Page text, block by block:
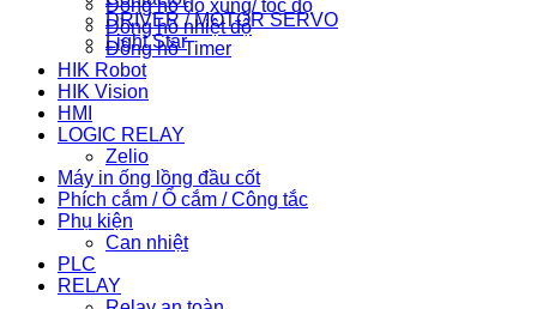
DRIVER / MOTOR SERVO
Light Star
Đồng hồ đo xung/ tốc độ
Đồng hồ nhiệt độ
Đồng hồ Timer
HIK Robot
HIK Vision
HMI
LOGIC RELAY
Zelio
Máy in ống lồng đầu cốt
Phích cắm / Ổ cắm / Công tắc
Phụ kiện
Can nhiệt
PLC
RELAY